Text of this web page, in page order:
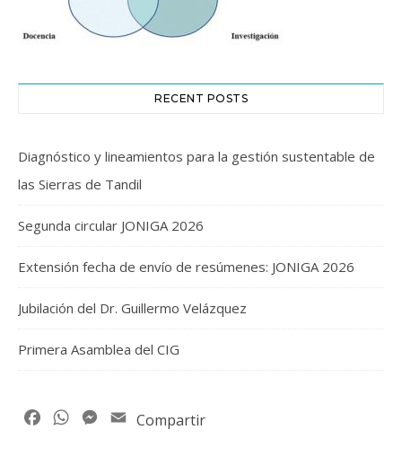
RECENT POSTS
Diagnóstico y lineamientos para la gestión sustentable de
las Sierras de Tandil
Segunda circular JONIGA 2026
Extensión fecha de envío de resúmenes: JONIGA 2026
Jubilación del Dr. Guillermo Velázquez
Primera Asamblea del CIG
FacebookWhatsAppMessenger
Email
Compartir